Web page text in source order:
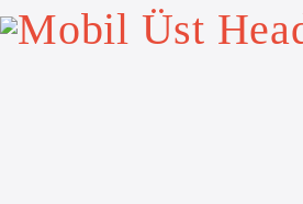
Ana Sayfa / Akustik Emboss